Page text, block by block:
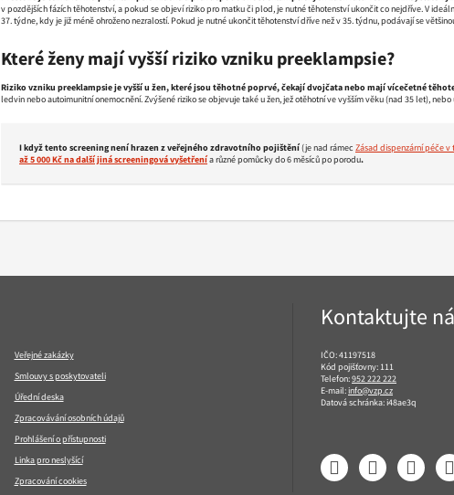
v pozdějších fázích těhotenství, a pokud se objeví riziko pro matku či plod, je nutné těhotenství ukončit co nejdříve. V
37. týdne, kdy je již méně ohroženo nezralostí. Pokud je nutné ukončit těhotenství dříve než v 35. týdnu, podávají se
Které ženy mají vyšší riziko vzniku preeklampsie?
Riziko vzniku preeklampsie je vyšší u žen, které jsou těhotné poprvé, čekají dvojčata nebo mají vícečetné
ledvin nebo autoimunitní onemocnění. Zvýšené riziko se objevuje také u žen, jež otěhotní ve vyšším věku (nad 35 let),
I když tento screening není hrazen z veřejného zdravotního pojištění(je nad rámec Zásad dispenzární péče v
až 5 000 Kč na další jiná screeningová vyšetřenía různé pomůcky do 6 měsíců po porodu.
Veřejné zakázky
Smlouvy s poskytovateli
Úřední deska
Zpracovávání osobních údajů
Prohlášení o přístupnosti
Linka pro neslyšící
Zpracování cookies
Kontaktujte
IČO: 41197518
Kód pojišťovny: 111
Telefon:952 222 222
E-mail:info@vzp.cz
Datová schránka: i48ae3q
FacebookLinkedIn YouTube